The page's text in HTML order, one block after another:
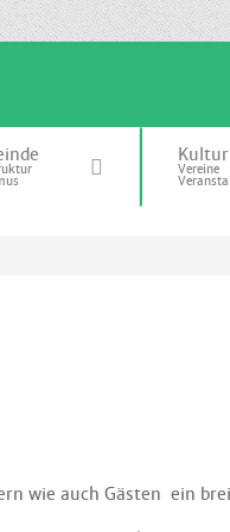
Kultur
Vereine
wie auch Gästen ein